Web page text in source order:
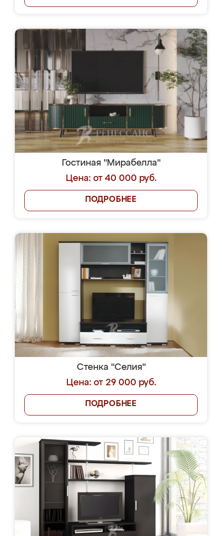
Гостиная "Мирабелла"
Цена: от 40 000 руб.
ПОДРОБНЕЕ
Стенка "Селия"
Цена: от 29 000 руб.
ПОДРОБНЕЕ